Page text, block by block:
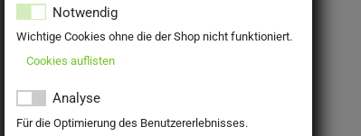
Notwendig
Wichtige Cookies ohne die der Shop nicht funktioniert.
Cookies auflisten
Analyse
Für die Optimierung des Benutzererlebnisses.